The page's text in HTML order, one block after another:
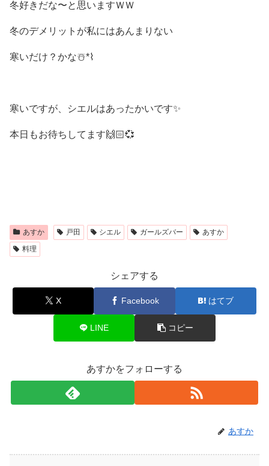
冬好きだな〜と思いますＷＷ
冬のデメリットが私にはあんまりない
寒いだけ？かな☃️*⌇
寒いですが、シエルはあったかいです✨
本日もお待ちしてます🙌🏻💞
あすか 戸田 シエル ガールズバー
あすか
料理
シェアする
X Facebook はてブ
LINE コピー
あすかをフォローする
あすか